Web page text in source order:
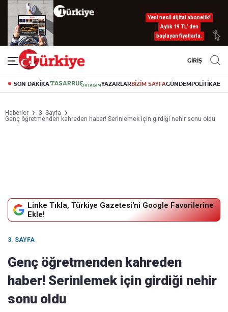
Yeni nesil dijital abonelik!
Aylık 19 TL’ den
başlayan fiyatlarla.
GİRİŞ
SON DAKİKA YAZARLARBİZİM SAYFAGÜNDEMPOLİTİKA
Haberler
3. Sayfa
Genç öğretmenden kahreden haber! Serinlemek için girdiği nehir sonu oldu
Linke Tıkla, Türkiye Gazetesi'ni Google Favorilerine
Ekle!
3. SAYFA
Genç öğretmenden kahreden
haber! Serinlemek için girdiği nehir
sonu oldu